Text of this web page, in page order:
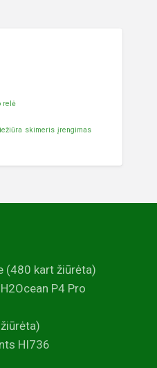
relė
skimeris įrengimas
(480 kart žiūrėta)
P4 Pro
HI736